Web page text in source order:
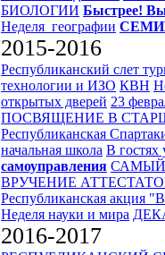
БИОЛОГИИ Быстрее!
Неделя_географии
2015-2016
Республиканский слет
технологии и ИЗО КВН
открытых дверей 23
ПОСВЯЩЕНИЕ В
Республиканская
начальная школа В гостях
самоуправления
ВРУЧЕНИЕ
Республиканская акция
Неделя науки и мира
2016-2017